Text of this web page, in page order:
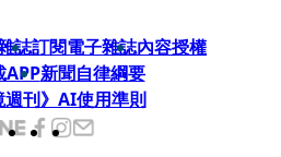
誌訂閱電子雜誌內容授權
APP新聞自律綱要
週刊》AI使用準則